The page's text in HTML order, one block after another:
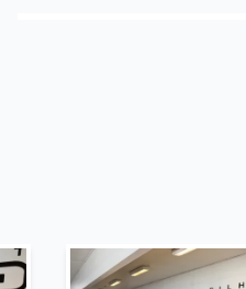
Kørecomputer